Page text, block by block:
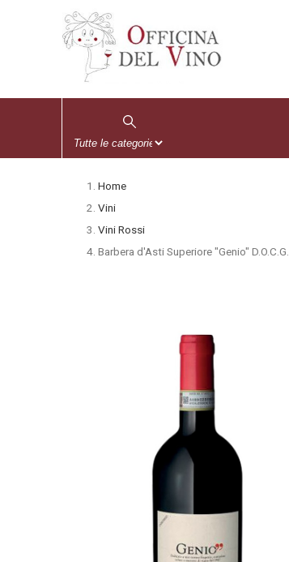
Home
Vini
Vini Rossi
Barbera d'Asti Superiore "Genio" D.O.C.G.